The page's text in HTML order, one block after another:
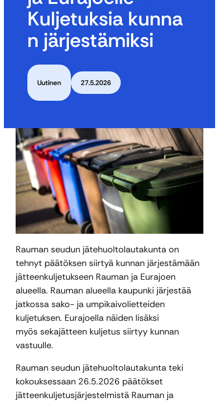
Kuljetuksia kunna
n järjestämiksi
Uutinen 27.5.2026
Rauman seudun jätehuoltolautakunta on
tehnyt päätöksen siirtyä kunnan järjestämään
jätteenkuljetukseen Rauman ja Eurajoen
alueella. Rauman alueella kaupunki järjestää
jatkossa sako- ja umpikaivolietteiden
kuljetuksen. Eurajoella näiden lisäksi
myös sekajätteen kuljetus siirtyy kunnan
vastuulle.
Rauman seudun jätehuoltolautakunta teki
kokouksessaan 26.5.2026 päätökset
jätteenkuljetusjärjestelmistä Rauman ja